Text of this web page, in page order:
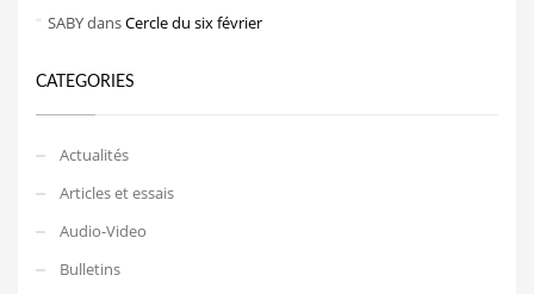
SABYdansCercle du six février
CATEGORIES
Actualités
Articles et essais
Audio-Video
Bulletins